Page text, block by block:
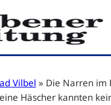
Vilbel » Die Narren im
Häscher kannten